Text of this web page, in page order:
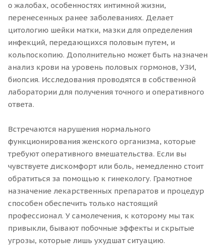
о жалобах, особенностях интимной жизни,
перенесенных ранее заболеваниях. Делает
цитологию шейки матки, мазки для определения
инфекций, передающихся половым путем, и
кольпоскопию. Дополнительно может быть назначен
анализ крови на уровень половых гормонов, УЗИ,
биопсия. Исследования проводятся в собственной
лаборатории для получения точного и оперативного
ответа.
Встречаются нарушения нормального
функционирования женского организма, которые
требуют оперативного вмешательства. Если вы
чувствуете дискомфорт или боль, немедленно стоит
обратиться за помощью к гинекологу. Грамотное
назначение лекарственных препаратов и процедур
способен обеспечить только настоящий
профессионал. У самолечения, к которому мы так
привыкли, бывают побочные эффекты и скрытые
угрозы, которые лишь ухудшат ситуацию.